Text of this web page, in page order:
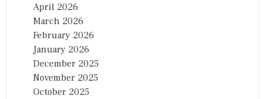
April 2026
March 2026
February 2026
January 2026
December 2025
November 2025
October 2025